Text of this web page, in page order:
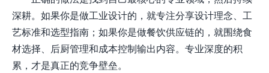
深耕。如果你是做工业设计的，就专注分享设计理念、工
艺标准和选型指南；如果你是做餐饮供应链的，就围绕食
材选择、后厨管理和成本控制输出内容。专业深度的积
累，才是真正的竞争壁垒。